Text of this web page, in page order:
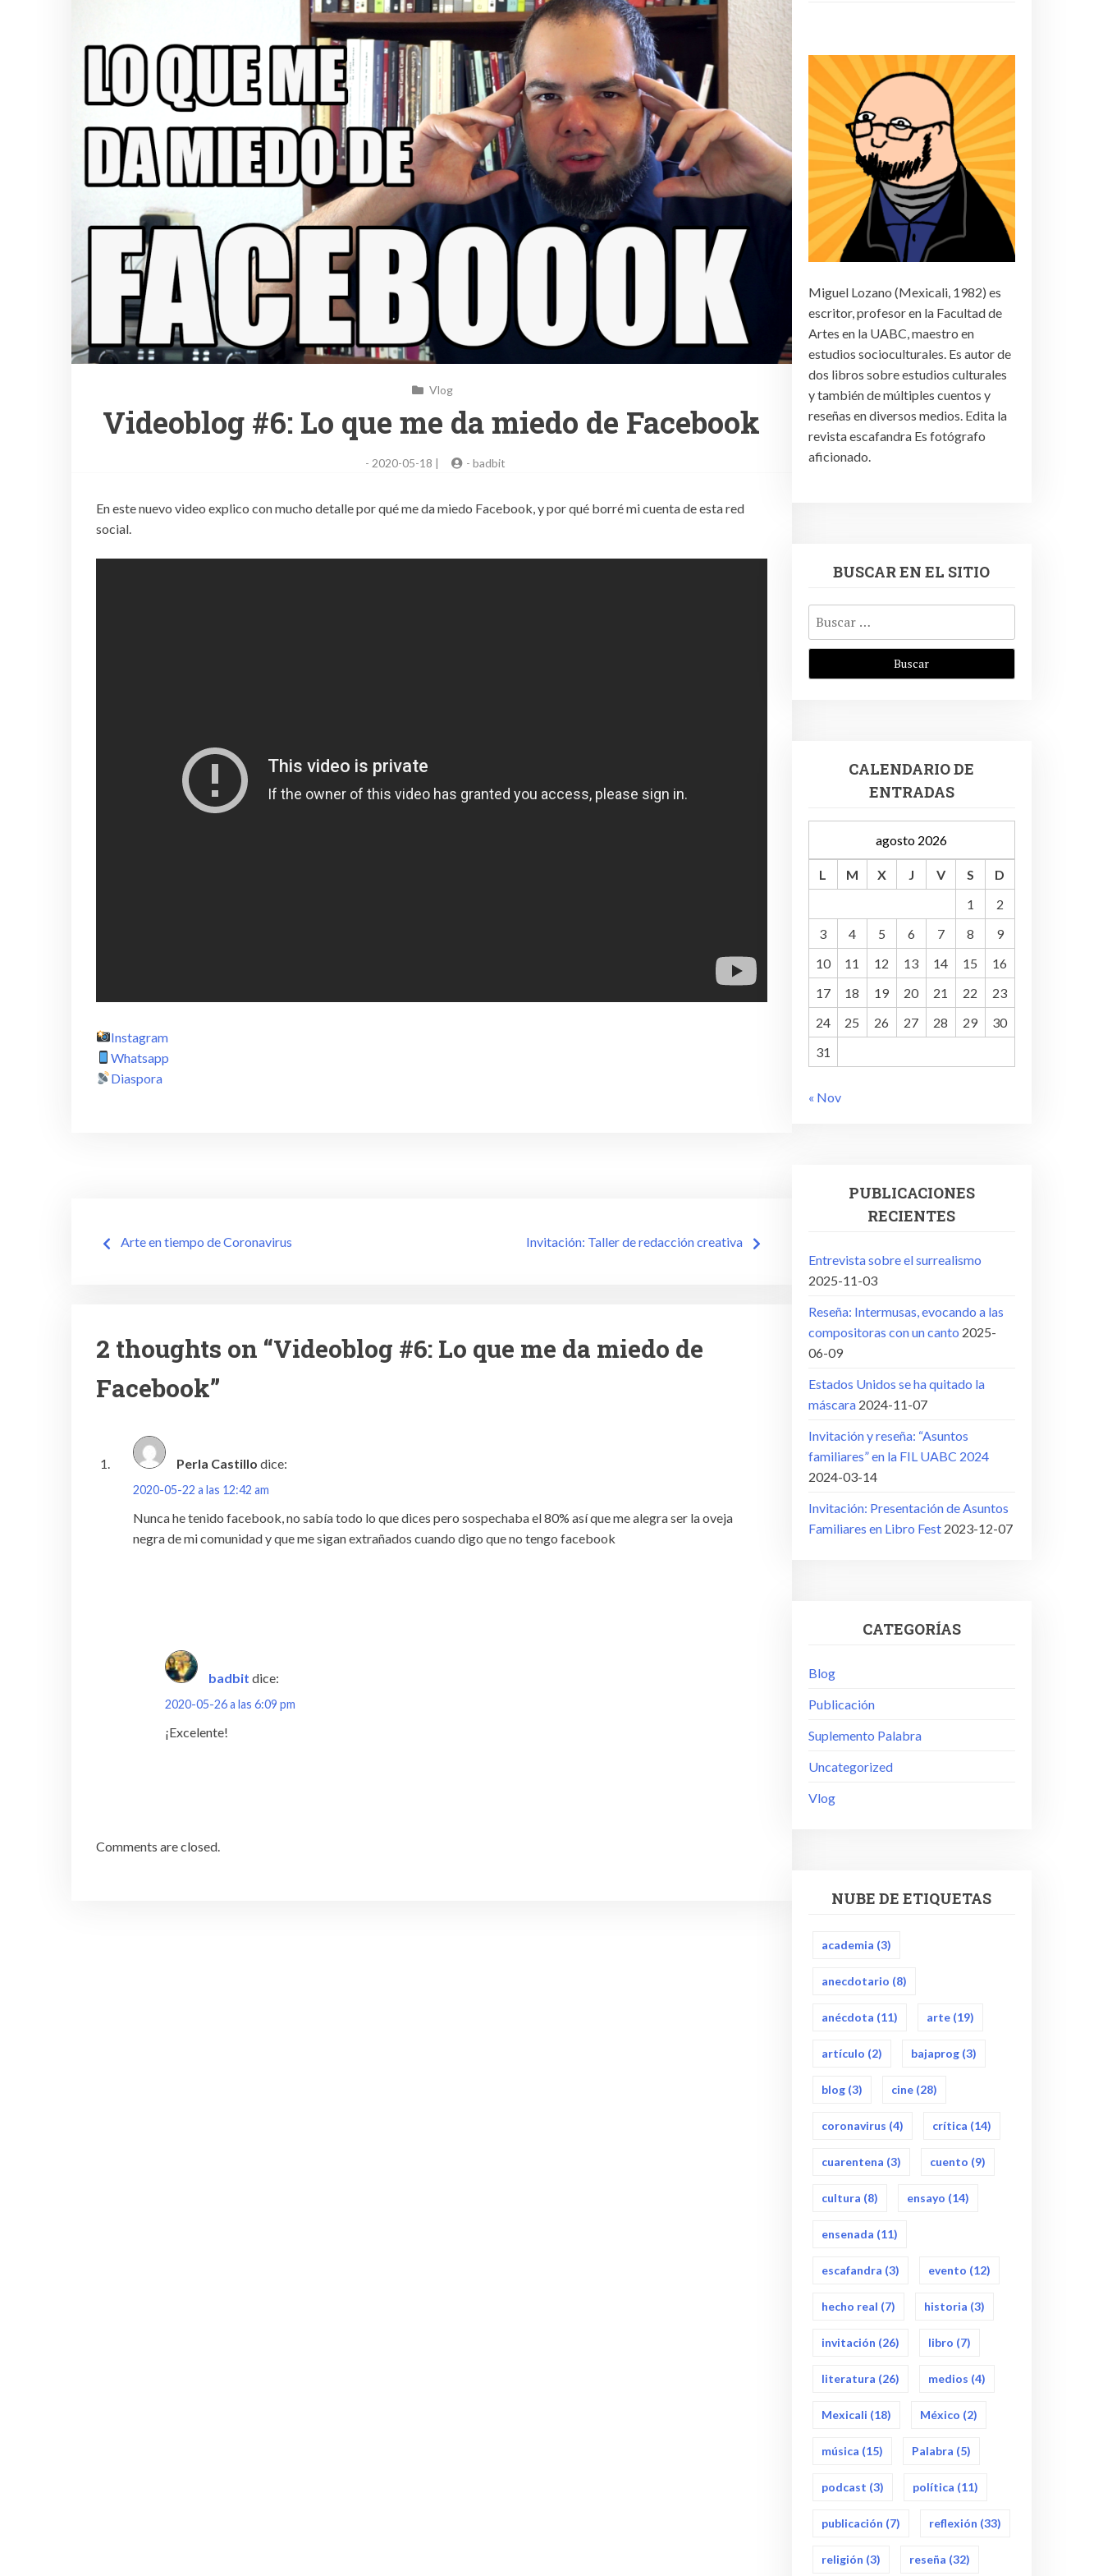
Vlog
Videoblog #6: Lo que me da miedo de Facebook
- 2020-05-18 | - badbit
En este nuevo video explico con mucho detalle por qué me da miedo Facebook, y por qué borré mi cuenta de esta red
social.
Instagram
Whatsapp
Diaspora
Navegación
entradas
Arte en tiempo de Coronavirus Invitación: Taller de redacción creativa
2 thoughts on “Videoblog #6: Lo que me da miedo de
Facebook”
Perla Castillo dice:
2020-05-22 a las 12:42 am
Nunca he tenido facebook, no sabía todo lo que dices pero sospechaba el 80% así que me alegra ser la oveja
negra de mi comunidad y que me sigan extrañados cuando digo que no tengo facebook
badbit dice:
2020-05-26 a las 6:09 pm
¡Excelente!
Comments are closed.
Miguel Lozano (Mexicali, 1982) es
escritor, profesor en la Facultad de
Artes en la UABC, maestro en
estudios socioculturales. Es autor de
dos libros sobre estudios culturales
y también de múltiples cuentos y
reseñas en diversos medios. Edita la
revista escafandra Es fotógrafo
aficionado.
BUSCAR EN EL SITIO
Buscar:
CALENDARIO DE
ENTRADAS
agosto 2026
L M X J V S
D
1
2
3
4 5 6 7 8
9
10
11 12 13 14 15
16
17
18 19 20 21 22
23
24
25 26 27 28 29
30
31
« Nov
PUBLICACIONES
RECIENTES
Entrevista sobre el surrealismo
2025-11-03
Reseña: Intermusas, evocando a las
compositoras con un canto 2025-
06-09
Estados Unidos se ha quitado la
máscara 2024-11-07
Invitación y reseña: “Asuntos
familiares” en la FIL UABC 2024
2024-03-14
Invitación: Presentación de Asuntos
Familiares en Libro Fest 2023-12-07
CATEGORÍAS
Blog
Publicación
Suplemento Palabra
Uncategorized
Vlog
NUBE DE ETIQUETAS
academia (3)
anecdotario (8)
anécdota (11) arte(19)
artículo (2) bajaprog(3)
blog(3) cine(28)
coronavirus (4) crítica (14)
cuarentena (3) cuento (9)
cultura (8) ensayo (14)
ensenada (11)
escafandra (3) evento (12)
hecho real (7) historia (3)
invitación (26) libro (7)
literatura (26) medios (4)
Mexicali (18) México (2)
música (15) Palabra (5)
podcast (3) política (11)
publicación (7) reflexión (33)
religión (3) reseña (32)